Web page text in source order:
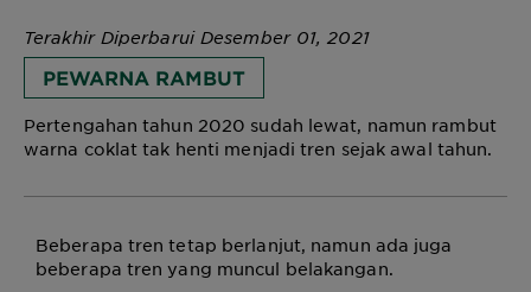
Terakhir Diperbarui Desember 01, 2021
PEWARNA RAMBUT
Pertengahan tahun 2020 sudah lewat, namun rambut
warna coklat tak henti menjadi tren sejak awal tahun.
Beberapa tren tetap berlanjut, namun ada juga
beberapa tren yang muncul belakangan.